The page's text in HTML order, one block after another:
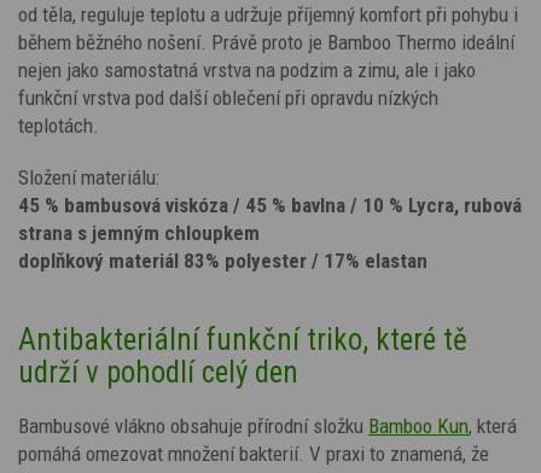
od těla, reguluje teplotu a udržuje příjemný komfort při pohybu i
během běžného nošení. Právě proto je Bamboo Thermo ideální
nejen jako samostatná vrstva na podzim a zimu, ale i jako
funkční vrstva pod další oblečení při opravdu nízkých
teplotách.
Složení materiálu:
45 % bambusová viskóza / 45 % bavlna / 10 % Lycra, rubová
strana s jemným chloupkem
doplňkový materiál 83% polyester / 17% elastan
Antibakteriální funkční triko, které tě
udrží v pohodlí celý den
Bambusové vlákno obsahuje přírodní složku Bamboo Kun, která
pomáhá omezovat množení bakterií. V praxi to znamená, že